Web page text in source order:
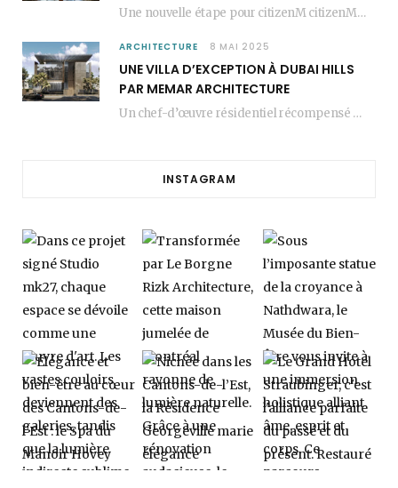
Une nouvelle étape pour citizenM citizenM racheté par Marriott, c’est une annonce qui marque un…
ARCHITECTURE 8 MAI 2025
UNE VILLA D’EXCEPTION À DUBAI HILLS
PAR MEMAR ARCHITECTURE
Un chef-d’œuvre résidentiel récompensé MEMAR Architecture, agence renommée basée à Dubaï, présente aujourd’hui sa dernière…
INSTAGRAM